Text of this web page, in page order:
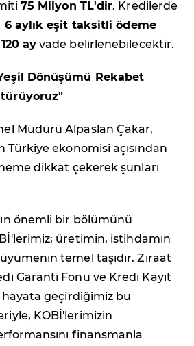
75 Milyon TL'dir. Kredilerde
6 aylık eşit taksitli ödeme
ay vade belirlenebilecektir.
Dönüşümü Rekabet
Müdürü Alpaslan Çakar,
Türkiye ekonomisi açısından
dikkat çekerek şunları
önemli bir bölümünü
üretimin, istihdamın
temel taşıdır. Ziraat
Garanti Fonu ve Kredi Kayıt
geçirdiğimiz bu
KOBİ'lerimizin
finansmanla